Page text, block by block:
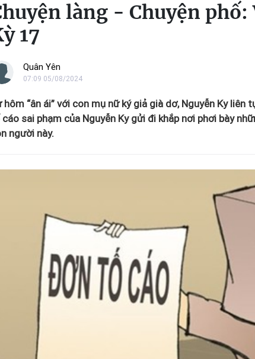
làng - Chuyện
17
Quân Yên
07:09 05/08/2024
hôm “ân ái” với con mụ nữ ký giả già dơ, Nguyễn Ky
sai phạm của Nguyễn Ky gửi đi khắp nơi phơi bày
người này.